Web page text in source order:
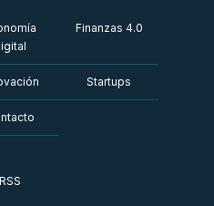
Finanzas 4.0
Startups
RSS